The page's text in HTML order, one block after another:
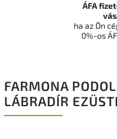
FARMONA
LÁBRADÍR
ÁFA
ha az Ön
0%-os